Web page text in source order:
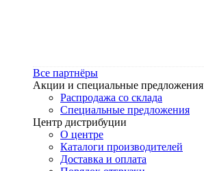
Все партнёры
Акции и специальные предложения
Распродажа со склада
Специальные предложения
Центр дистрибуции
О центре
Каталоги производителей
Доставка и оплата